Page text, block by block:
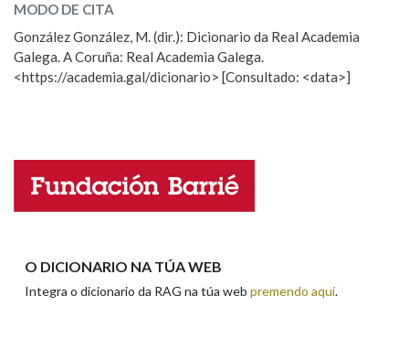
ESCOLLE UNHA OPCIÓN:
Observación Hai un erro na palabra
Propoño mellorar a definición
Nome
MODO DE CITA
González González, M. (dir.): Dicionario da Real Academia
Galega. A Coruña: Real Academia Galega.
<https://academia.gal/dicionario> [Consultado: <data>]
O DICIONARIO NA TÚA WEB
Integra o dicionario da RAG na túa web premendo aquí.